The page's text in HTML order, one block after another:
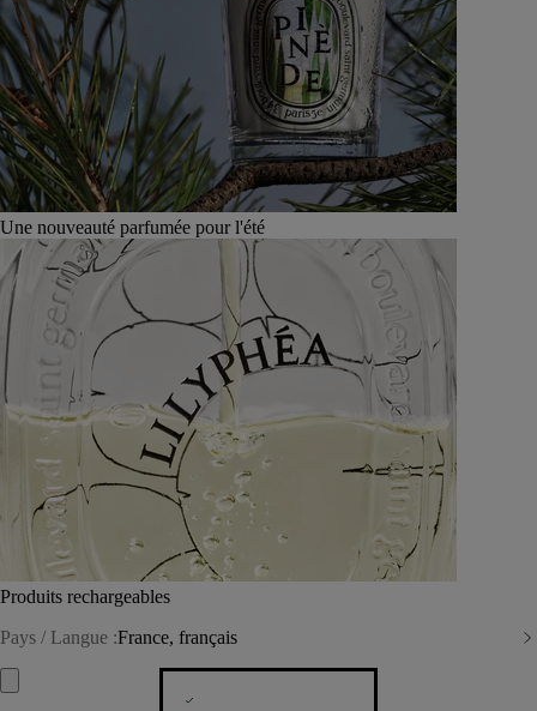
Une nouveauté parfumée pour l'été
Produits rechargeables
Pays / Langue :France, français